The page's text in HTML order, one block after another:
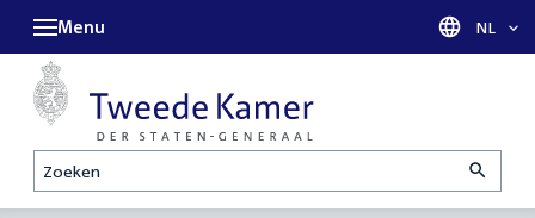
Zoeken
Menu Taal
NL